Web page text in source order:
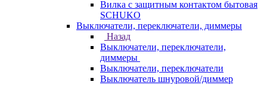
Вилка с защитным контактом бытовая
SCHUKO
Выключатели, переключатели, диммеры
Назад
Выключатели, переключатели,
диммеры
Выключатели, переключатели
Выключатель шнуровой/диммер